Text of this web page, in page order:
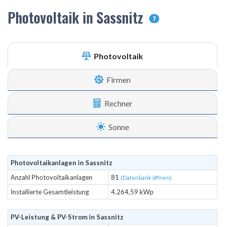
Photovoltaik in Sassnitz ?
Photovoltaik
Firmen
Rechner
Sonne
Photovoltaikanlagen in Sassnitz
Anzahl Photovoltaikanlagen
81 (Datenbank öffnen)
Installierte Gesamtleistung 4.264,59 kWp
PV-Leistung & PV-Strom in Sassnitz